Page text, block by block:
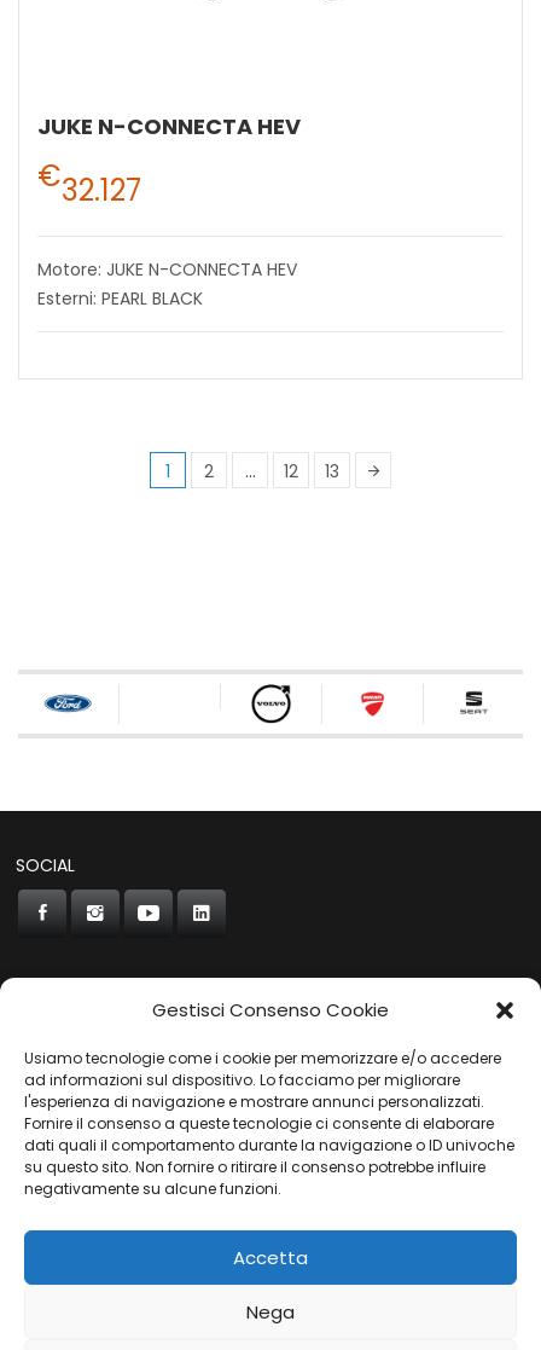
Gestisci Consenso Cookie
Usiamo tecnologie come i cookie per memorizzare e/o accedere
ad informazioni sul dispositivo. Lo facciamo per migliorare
l'esperienza di navigazione e mostrare annunci personalizzati.
Fornire il consenso a queste tecnologie ci consente di elaborare
dati quali il comportamento durante la navigazione o ID univoche
su questo sito. Non fornire o ritirare il consenso potrebbe influire
negativamente su alcune funzioni.
Accetta
Nega
JUKE N-CONNECTA HEV
€32.127
Motore: JUKE N-CONNECTA HEV
Esterni: PEARL BLACK
1 2 … 12 13
SOCIAL
CONCORDE
AUTOCHIAVARI
Gruppo Carfin SPA |P.IVA: 03859710109 |Sede Legale:
Via L. Perini 50 - 16152 Genova | © 2025
PRIVACY POLICY|COOKIES POLICY